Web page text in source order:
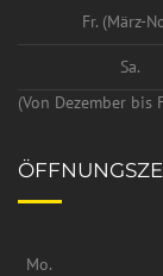
Fr. (März-
Sa.
(Von Dezember bis
Mo.